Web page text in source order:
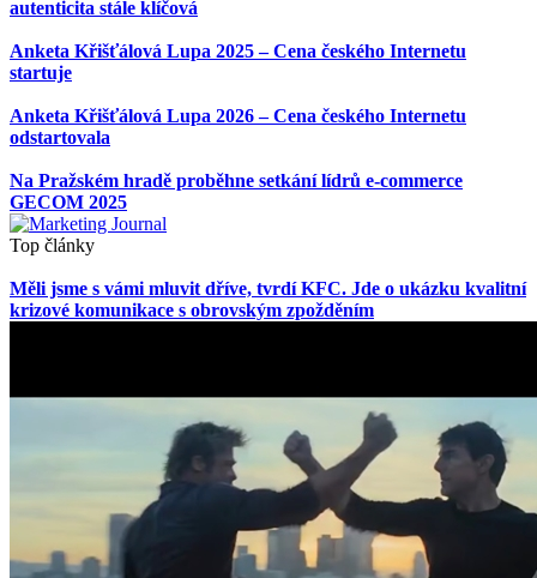
autenticita stále klíčová
Anketa Křišťálová Lupa 2025 – Cena českého Internetu
startuje
Anketa Křišťálová Lupa 2026 – Cena českého Internetu
odstartovala
Na Pražském hradě proběhne setkání lídrů e-commerce
GECOM 2025
Top články
Měli jsme s vámi mluvit dříve, tvrdí KFC. Jde o ukázku kvalitní
krizové komunikace s obrovským zpožděním